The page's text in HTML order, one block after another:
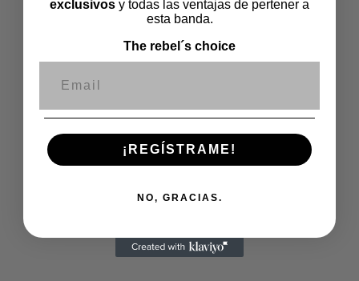
exclusivos y todas las ventajas de pertener a
esta banda.
The rebel´s choice
¡REGÍSTRAME!
NO, GRACIAS.